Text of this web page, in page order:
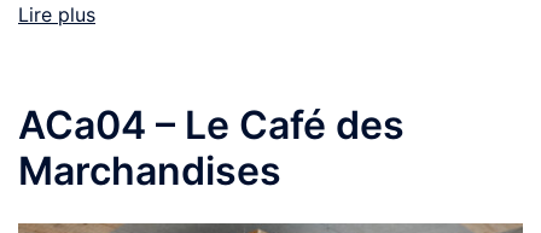
Lire plus
ACa04 – Le Café des
Marchandises